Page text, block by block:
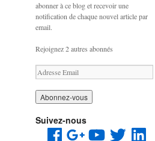
abonner à ce blog et recevoir une
notification de chaque nouvel article par
email.
Rejoignez 2 autres abonnés
A
d
r
e
s
Suivez-nous
FacebookGoogle
+
YouTubeTwitter LinkedIn